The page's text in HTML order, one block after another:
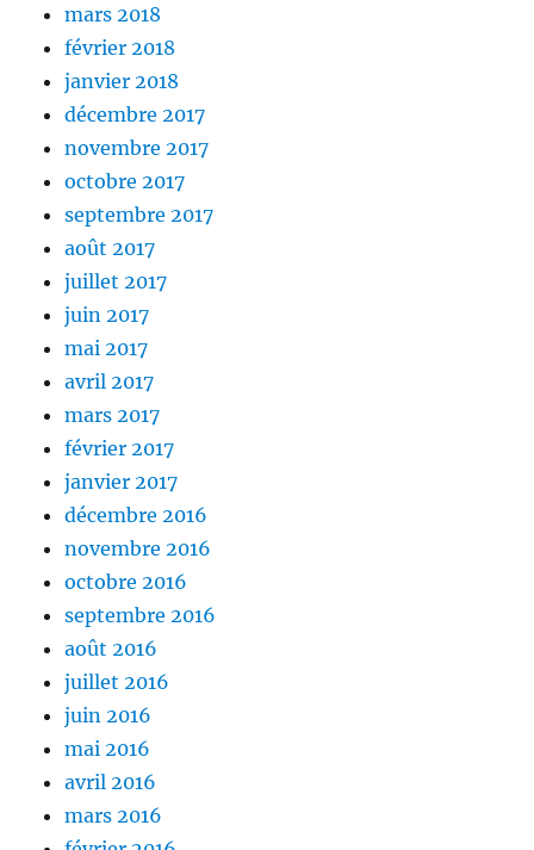
mars 2018
février 2018
janvier 2018
décembre 2017
novembre 2017
octobre 2017
septembre 2017
août 2017
juillet 2017
juin 2017
mai 2017
avril 2017
mars 2017
février 2017
janvier 2017
décembre 2016
novembre 2016
octobre 2016
septembre 2016
août 2016
juillet 2016
juin 2016
mai 2016
avril 2016
mars 2016